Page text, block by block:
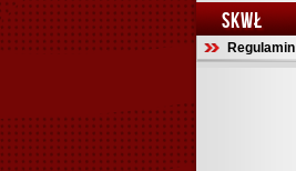
SKWŁ
Regulamin